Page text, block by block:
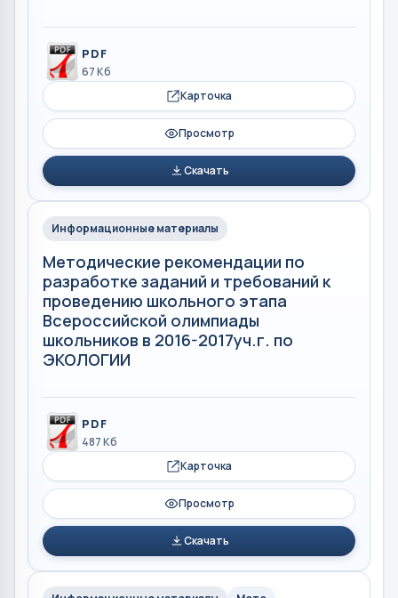
PDF
67 Кб
Карточка
Просмотр
Скачать
Информационные материалы
Методические рекомендации по
разработке заданий и требований к
проведению школьного этапа
Всероссийской олимпиады
школьников в 2016-2017уч.г. по
ЭКОЛОГИИ
PDF
487 Кб
Карточка
Просмотр
Скачать